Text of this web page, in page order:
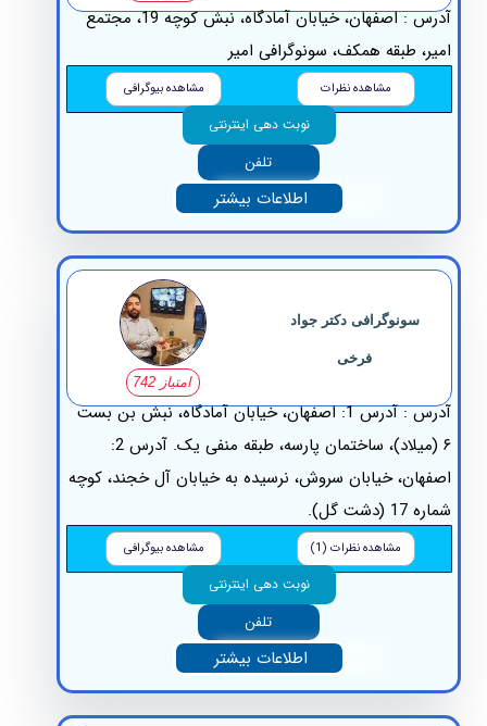
آدرس : اصفهان، خیابان آمادگاه، نبش کوچه 19، مجتمع
طبقه همکف، سونوگرافی امیر
مشاهده نظرات مشاهده بیوگرافی
نوبت دهی اینترنتی
تلفن
اطلاعات بیشتر
سونوگرافی دکتر جواد
آدرس : آدرس 1: اصفهان، خیابان آمادگاه، نبش بن بست
۶ (میلاد)، ساختمان پارسه، طبقه منفی یک. آدرس 2:
خیابان سروش، نرسیده به خیابان آل خجند، کوچه
مشاهده نظرات (1) مشاهده بیوگرافی
نوبت دهی اینترنتی
تلفن
اطلاعات بیشتر